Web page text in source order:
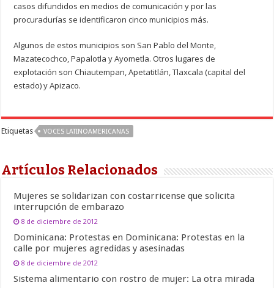
casos difundidos en medios de comunicación y por las
procuradurías se identificaron cinco municipios más.
Algunos de estos municipios son San Pablo del Monte,
Mazatecochco, Papalotla y Ayometla. Otros lugares de
explotación son Chiautempan, Apetatitlán, Tlaxcala (capital del
estado) y Apizaco.
Etiquetas VOCES LATINOAMERICANAS
Artículos Relacionados
Mujeres se solidarizan con costarricense que solicita
interrupción de embarazo
8 de diciembre de 2012
Dominicana: Protestas en Dominicana: Protestas en la
calle por mujeres agredidas y asesinadas
8 de diciembre de 2012
Sistema alimentario con rostro de mujer: La otra mirada